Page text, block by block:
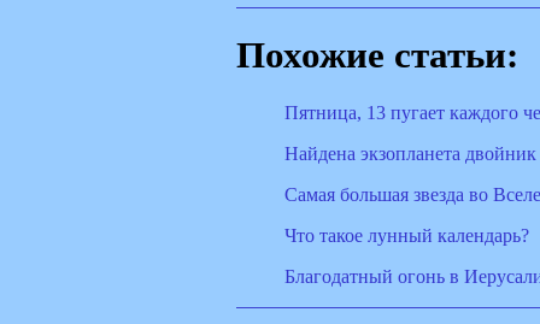
Похожие статьи:
Пятница, 13 пугает каждого
Найдена экзопланета
Самая большая звезда во
Что такое лунный календарь?
Благодатный огонь в